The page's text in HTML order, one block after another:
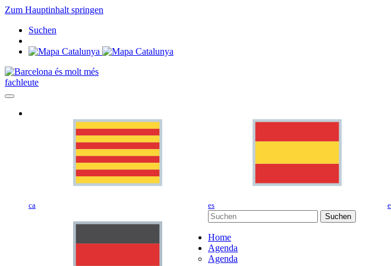
Zum Hauptinhalt springen
Suchen
fachleute
ca es
Suchen
Home
Agenda
Agenda